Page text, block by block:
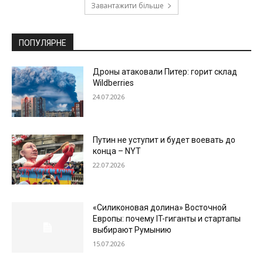
Завантажити більше
ПОПУЛЯРНЕ
Дроны атаковали Питер: горит склад
Wildberries
24.07.2026
Путин не уступит и будет воевать до
конца – NYT
22.07.2026
«Силиконовая долина» Восточной
Европы: почему IT-гиганты и стартапы
выбирают Румынию
15.07.2026